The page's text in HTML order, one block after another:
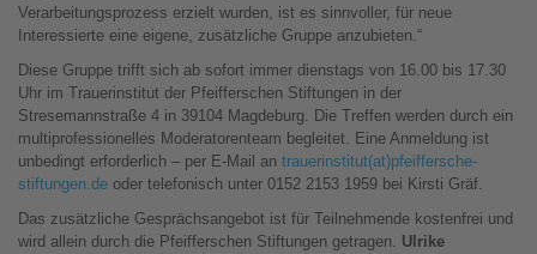
Verarbeitungsprozess erzielt wurden, ist es sinnvoller, für neue
Interessierte eine eigene, zusätzliche Gruppe anzubieten.“
Diese Gruppe trifft sich ab sofort immer dienstags von 16.00 bis 17.30
Uhr im Trauerinstitut der Pfeifferschen Stiftungen in der
Stresemannstraße 4 in 39104 Magdeburg. Die Treffen werden durch ein
multiprofessionelles Moderatorenteam begleitet. Eine Anmeldung ist
unbedingt erforderlich – per E-Mail an trauerinstitut(at)pfeiffersche-
stiftungen.de oder telefonisch unter 0152 2153 1959 bei Kirsti Gräf.
Das zusätzliche Gesprächsangebot ist für Teilnehmende kostenfrei und
wird allein durch die Pfeifferschen Stiftungen getragen. Ulrike